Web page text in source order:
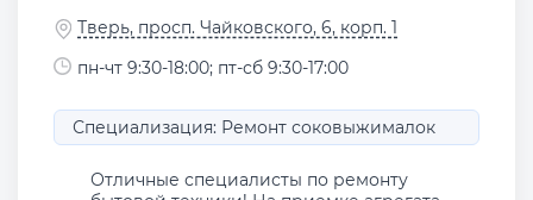
Тверь, просп. Чайковского, 6, корп. 1
пн-чт 9:30-18:00; пт-сб 9:30-17:00
Специализация: Ремонт соковыжималок
Отличные специалисты по ремонту